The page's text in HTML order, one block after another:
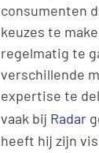
consumenten
keuzes te
regelmatig te
verschillende
expertise te
vaak bij Radar
heeft hij zijn